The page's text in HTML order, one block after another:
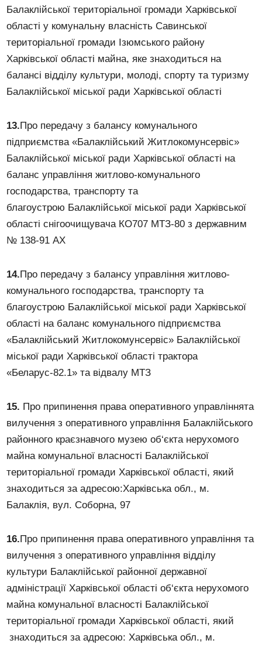
Балаклійської територіальної громади Харківської
області у комунальну власність Савинської
територіальної громади Ізюмського району
Харківської області майна, яке знаходиться на
балансі відділу культури, молоді, спорту та туризму
Балаклійської міської ради Харківської області
13.Про передачу з балансу комунального
підприємства «Балаклійський Житлокомунсервіс»
Балаклійської міської ради Харківської області на
баланс управління житлово-комунального
господарства, транспорту та
благоустрою Балаклійської міської ради Харківської
області снігоочищувача КО707 МТЗ-80 з державним
№ 138-91 АХ
14.Про передачу з балансу управління житлово-
комунального господарства, транспорту та
благоустрою Балаклійської міської ради Харківської
області на баланс комунального підприємства
«Балаклійський Житлокомунсервіс» Балаклійської
міської ради Харківської області трактора
«Беларус-82.1» та відвалу МТЗ
15. Про припинення права оперативного управліннята
вилучення з оперативного управління Балаклійського
районного краєзнавчого музею об‘єкта нерухомого
майна комунальної власності Балаклійської
територіальної громади Харківської області, який
знаходиться за адресою:Харківська обл., м.
Балаклія, вул. Соборна, 97
16.Про припинення права оперативного управління та
вилучення з оперативного управління відділу
культури Балаклійської районної державної
адміністрації Харківської області об‘єкта нерухомого
майна комунальної власності Балаклійської
територіальної громади Харківської області, який
знаходиться за адресою: Харківська обл., м.